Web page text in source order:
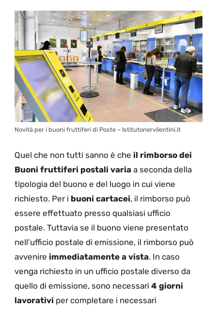
Novità per i buoni fruttiferi di Poste – Istitutonervilentini.it
Quel che non tutti sanno è che il rimborso dei
Buoni fruttiferi postali varia a seconda della
tipologia del buono e del luogo in cui viene
richiesto. Per i buoni cartacei, il rimborso può
essere effettuato presso qualsiasi ufficio
postale. Tuttavia se il buono viene presentato
nell’ufficio postale di emissione, il rimborso può
avvenire immediatamente a vista. In caso
venga richiesto in un ufficio postale diverso da
quello di emissione, sono necessari 4 giorni
lavorativi per completare i necessari